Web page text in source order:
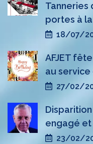
Tanneries
portes à
18/07/
AFJET
au service
27/02/
engagé
23/02/